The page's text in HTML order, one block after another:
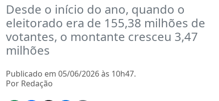
Desde o início do ano, quando o
eleitorado era de 155,38 milhões de
votantes, o montante cresceu 3,47
milhões
Publicado em 05/06/2026 às 10h47.
Por Redação